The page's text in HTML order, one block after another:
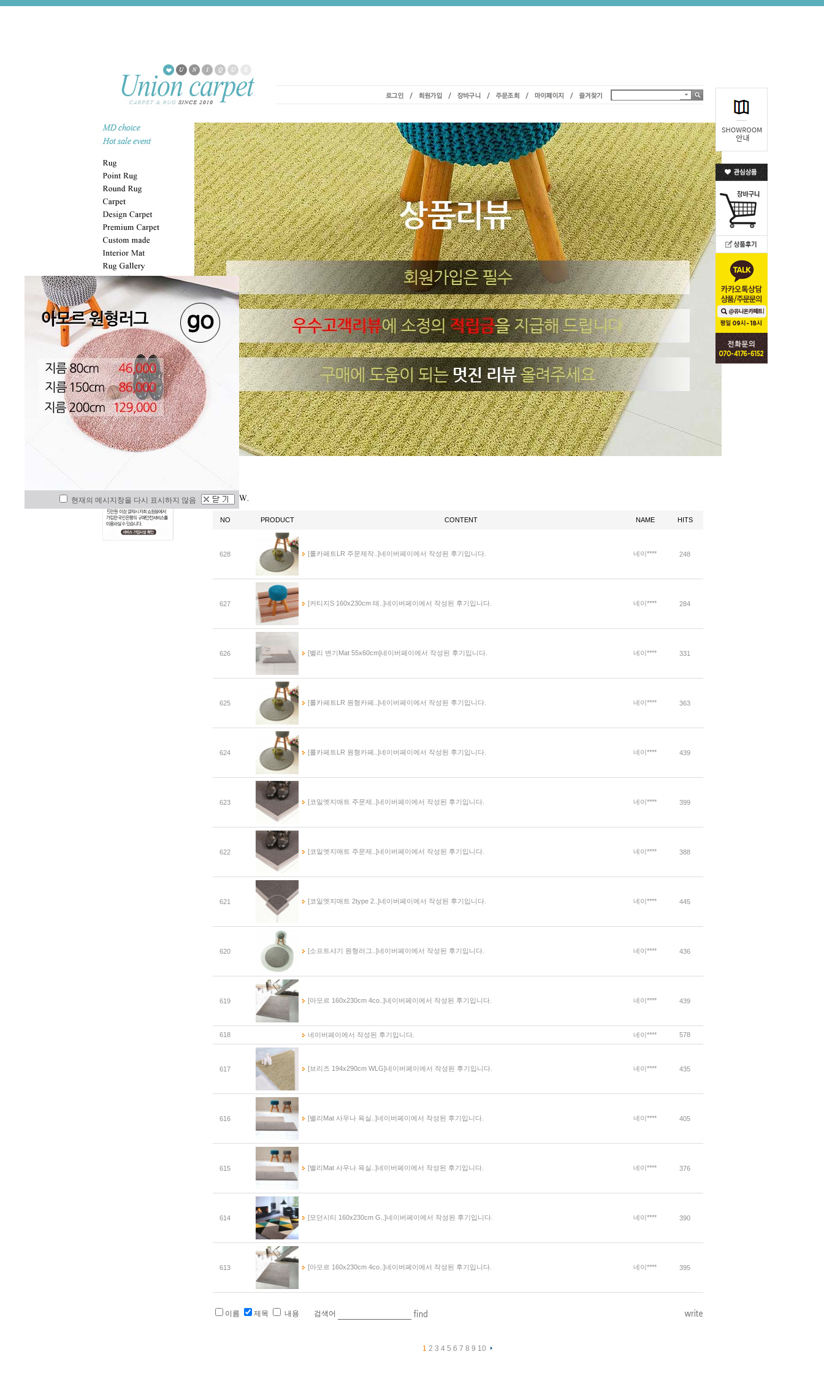
NO PRODUCT CONTENT NAME HITS
628 [롤카페트LR 주문제작..]네이버페이에서 작성된 후기입니다. 네이**** 248
627 [커티지S 160x230cm 테..]네이버페이에서 작성된 후기입니다. 네이**** 284
626 [밸리 변기Mat 55x60cm]네이버페이에서 작성된 후기입니다. 네이**** 331
625 [롤카페트LR 원형카페..]네이버페이에서 작성된 후기입니다. 네이**** 363
624 [롤카페트LR 원형카페..]네이버페이에서 작성된 후기입니다. 네이**** 439
623 [코일엣지매트 주문제..]네이버페이에서 작성된 후기입니다. 네이**** 399
622 [코일엣지매트 주문제..]네이버페이에서 작성된 후기입니다. 네이**** 388
621 [코일엣지매트 2type 2..]네이버페이에서 작성된 후기입니다. 네이**** 445
620 [소프트샤기 원형러그..]네이버페이에서 작성된 후기입니다. 네이**** 436
619 [아모르 160x230cm 4co..]네이버페이에서 작성된 후기입니다. 네이**** 439
618 네이버페이에서 작성된 후기입니다. 네이**** 578
617 [브리즈 194x290cm WLG]네이버페이에서 작성된 후기입니다. 네이**** 435
616 [밸리Mat 사우나 욕실..]네이버페이에서 작성된 후기입니다. 네이**** 405
615 [밸리Mat 사우나 욕실..]네이버페이에서 작성된 후기입니다. 네이**** 376
614 [모던시티 160x230cm G..]네이버페이에서 작성된 후기입니다. 네이**** 390
613 [아모르 160x230cm 4co..]네이버페이에서 작성된 후기입니다. 네이**** 395
이름 제목 내용 검색어
1 2 3 4 5 6 7 8 9 10
현재의 메시지창을 다시 표시하지 않음